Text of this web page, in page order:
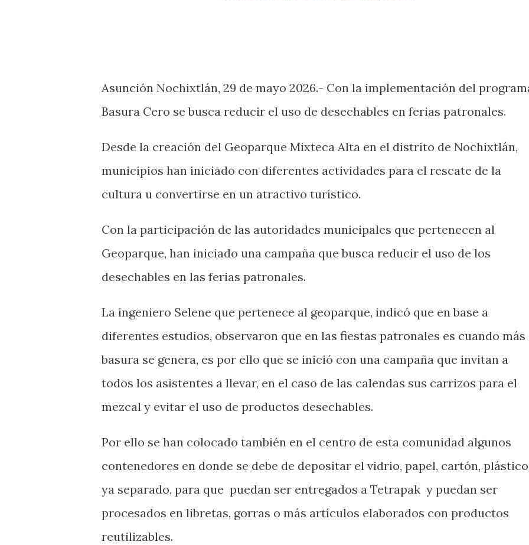
Asunción Nochixtlán, 29 de mayo 2026.- Con la implementación del
Basura Cero se busca reducir el uso de desechables en ferias patronales.
Desde la creación del Geoparque Mixteca Alta en el distrito de Nochixtlán,
municipios han iniciado con diferentes actividades para el rescate de la
cultura u convertirse en un atractivo turístico.
Con la participación de las autoridades municipales que pertenecen al
Geoparque, han iniciado una campaña que busca reducir el uso de los
desechables en las ferias patronales.
La ingeniero Selene que pertenece al geoparque, indicó que en base a
diferentes estudios, observaron que en las fiestas patronales es cuando más
basura se genera, es por ello que se inició con una campaña que invitan a
todos los asistentes a llevar, en el caso de las calendas sus carrizos para el
mezcal y evitar el uso de productos desechables.
Por ello se han colocado también en el centro de esta comunidad algunos
contenedores en donde se debe de depositar el vidrio, papel, cartón,
ya separado, para que puedan ser entregados a Tetrapak y puedan ser
procesados en libretas, gorras o más artículos elaborados con productos
reutilizables.